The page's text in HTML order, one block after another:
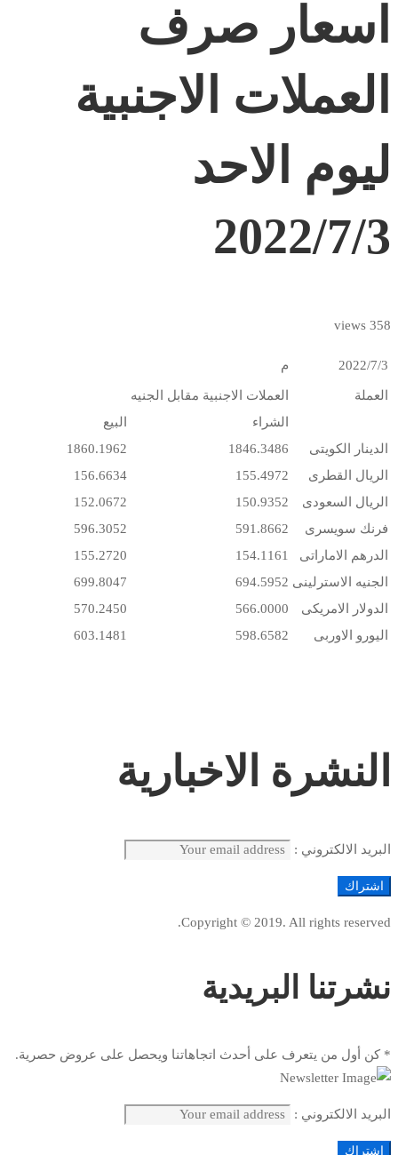
اسعار صرف
العملات الاجنبية
ليوم الاحد
2022/7/3
358 views
2022/7/3 م
العملة
العملات الاجنبية مقابل الجنيه
الشراء
البيع
الدينار الكويتى
1846.3486
1860.1962
الريال القطرى
155.4972
156.6634
الريال السعودى
150.9352
152.0672
فرنك سويسرى
591.8662
596.3052
الدرهم الاماراتى
154.1161
155.2720
الجنيه الاسترلينى 694.5952
699.8047
الدولار الامريكى
566.0000
570.2450
اليورو الاوربى
598.6582
603.1481
النشرة الاخبارية
البريد الالكتروني :
Copyright © 2019. All rights reserved.
نشرتنا البريدية
* كن أول من يتعرف على أحدث اتجاهاتنا ويحصل على عروض حصرية.
البريد الالكتروني :